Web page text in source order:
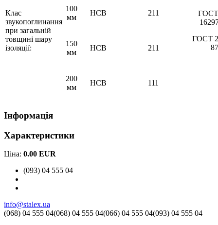
Клас
звукопоглинання
при загальній
товщині шару
ізоляції:
ГОСТ
87
100
мм
НСВ 211
150
мм
НСВ 211
200
мм
НСВ 111
Інформація
Характеристики
Ціна: 0.00 EUR
(093) 04 555 04
info@stalex.ua
(068) 04 555 04(068) 04 555 04(066) 04 555 04(093) 04 555 04